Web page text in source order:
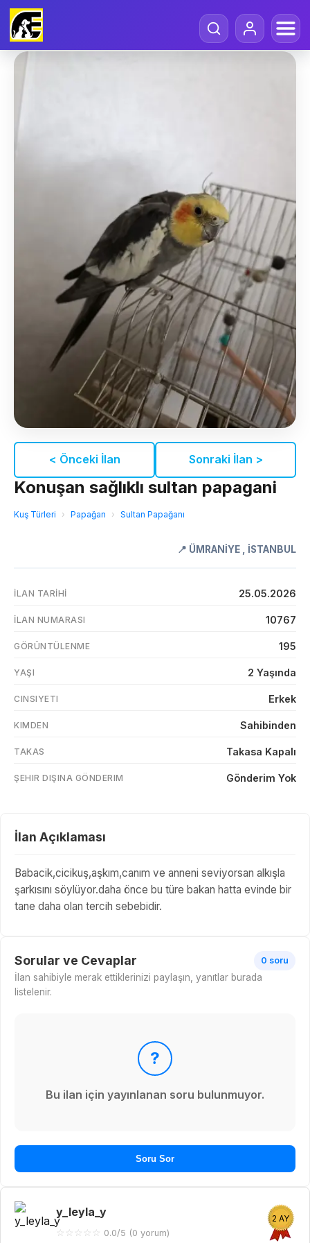
< Önceki İlan Sonraki İlan >
Konuşan sağlıklı sultan papagani
Kuş Türleri › Papağan › Sultan Papağanı
📍 ÜMRANİYE İSTANBUL
İLAN TARIHI 25.05.2026
İLAN NUMARASI 10767
GÖRÜNTÜLENME 195
YAŞI 2 Yaşında
CINSIYETI Erkek
KIMDEN Sahibinden
TAKAS Takasa Kapalı
ŞEHIR DIŞINA GÖNDERIM Gönderim Yok
İlan Açıklaması
Babacik,cicikuş,aşkım,canım ve anneni seviyorsan alkışla
şarkısını söylüyor.daha önce bu türe bakan hatta evinde bir
tane daha olan tercih sebebidir.
Sorular ve Cevaplar 0 soru
İlan sahibiyle merak ettiklerinizi paylaşın, yanıtlar burada
listelenir.
?
Bu ilan için yayınlanan soru bulunmuyor.
Soru Sor
y_leyla_y
☆ ☆ ☆ ☆ ☆ 0.0/5 (0 yorum)
2 AY